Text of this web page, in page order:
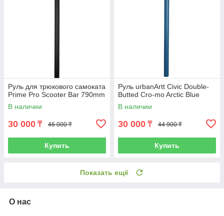
Руль для трюкового самоката
Prime Pro Scooter Bar 790mm
В наличии
30 000 ₸ 46 000 ₸
Купить
Руль urbanArtt Civic Double-
Butted Cro-mo Arctic Blue
В наличии
30 000 ₸ 44 900 ₸
Купить
Показать ещё
О нас